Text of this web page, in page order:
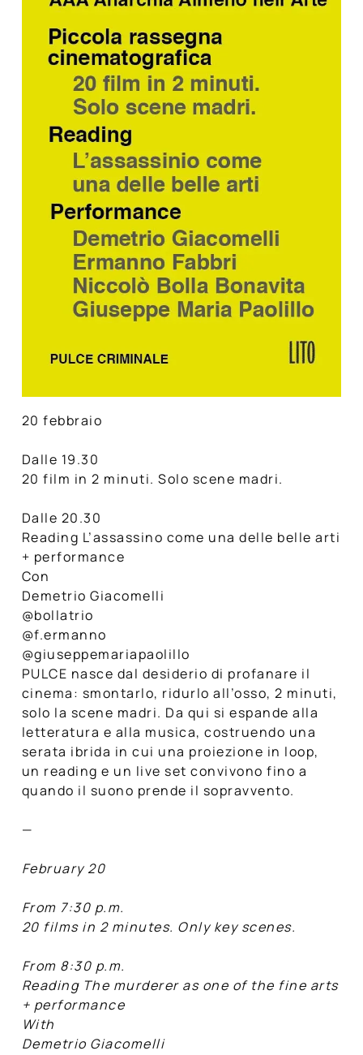
20 febbraio
Dalle 19.30
20 film in 2 minuti. Solo scene madri.
Dalle 20.30
Reading L’assassino come una delle belle arti
+ performance
Con
Demetrio Giacomelli
@bollatrio
@f.ermanno
@giuseppemariapaolillo
PULCE nasce dal desiderio di profanare il
cinema: smontarlo, ridurlo all’osso, 2 minuti,
solo la scene madri. Da qui si espande alla
letteratura e alla musica, costruendo una
serata ibrida in cui una proiezione in loop,
un reading e un live set convivono fino a
quando il suono prende il sopravvento.
—
February 20
From 7:30 p.m.
20 films in 2 minutes. Only key scenes.
From 8:30 p.m.
Reading The murderer as one of the fine arts
+ performance
With
Demetrio Giacomelli